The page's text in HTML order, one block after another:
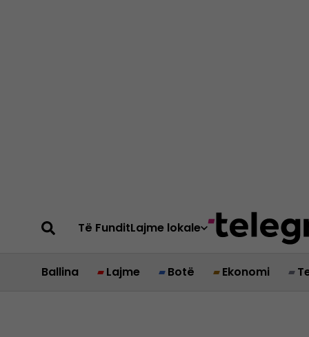
Të FunditLajme lokale
Ballina Lajme Botë Ekonomi